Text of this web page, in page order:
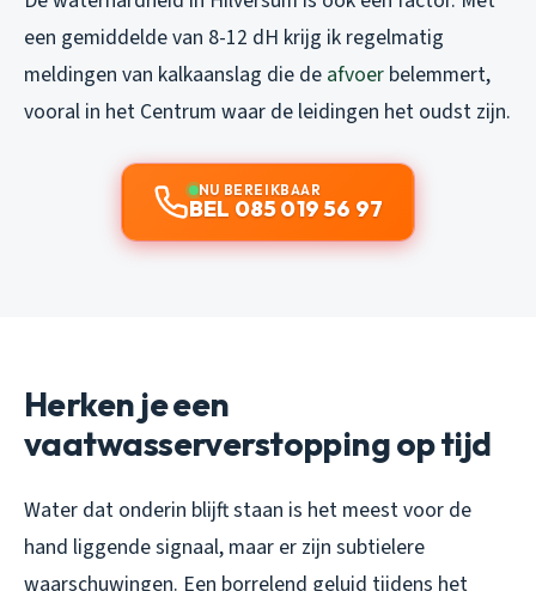
een gemiddelde van 8-12 dH krijg ik regelmatig
meldingen van kalkaanslag die de afvoer belemmert,
vooral in het Centrum waar de leidingen het oudst zijn.
NU BEREIKBAAR
BEL 085 019 56 97
Herken je een
vaatwasserverstopping op tijd
Water dat onderin blijft staan is het meest voor de
hand liggende signaal, maar er zijn subtielere
waarschuwingen. Een borrelend geluid tijdens het